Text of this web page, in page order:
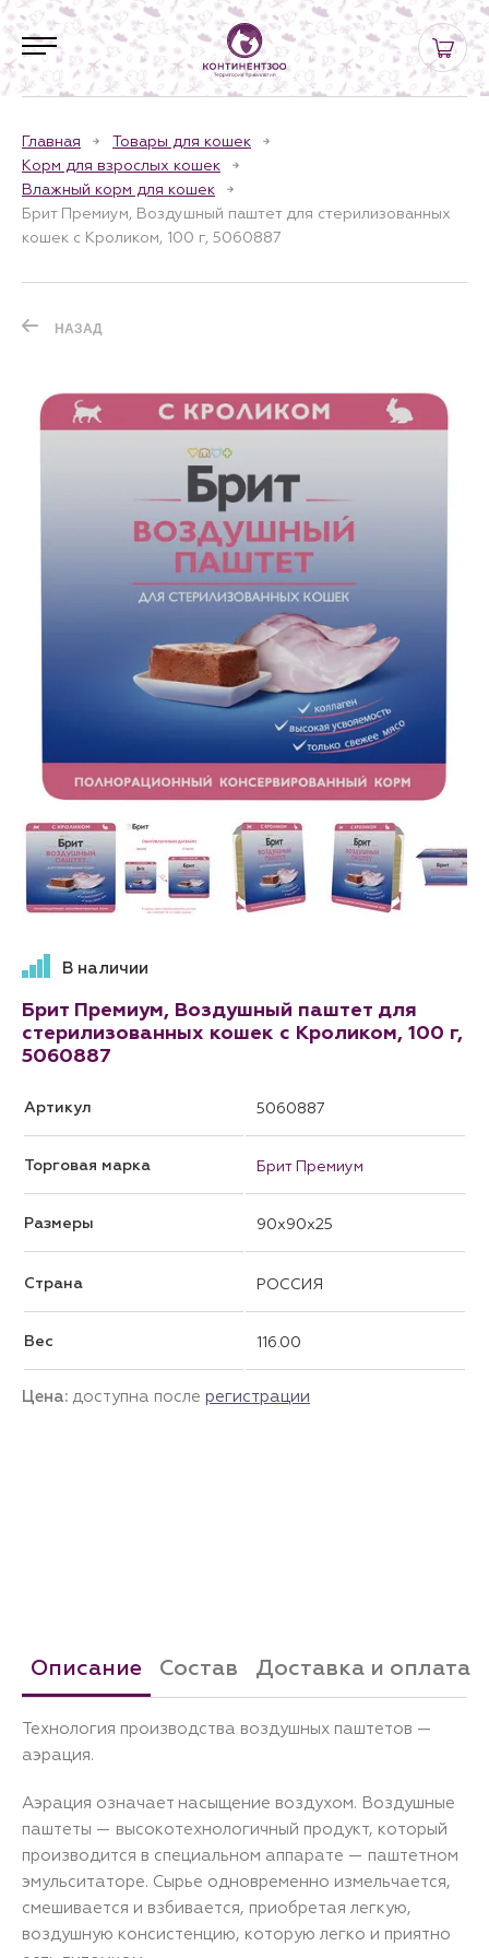
Главная
Товары для кошек
Корм для взрослых кошек
Влажный корм для кошек
Брит Премиум, Воздушный паштет для стерилизованных
кошек с Кроликом, 100 г, 5060887
НАЗАД
В наличии
Брит Премиум, Воздушный паштет для
стерилизованных кошек с Кроликом, 100 г,
5060887
Артикул 5060887
Торговая марка Брит Премиум
Размеры 90x90x25
Страна РОССИЯ
Вес 116.00
Цена: доступна после регистрации
Описание Состав Доставка и оплата
Технология производства воздушных паштетов —
аэрация.
Аэрация означает насыщение воздухом. Воздушные
паштеты — высокотехнологичный продукт, который
производится в специальном аппарате — паштетном
эмульситаторе. Сырье одновременно измельчается,
смешивается и взбивается, приобретая легкую,
воздушную консистенцию, которую легко и приятно